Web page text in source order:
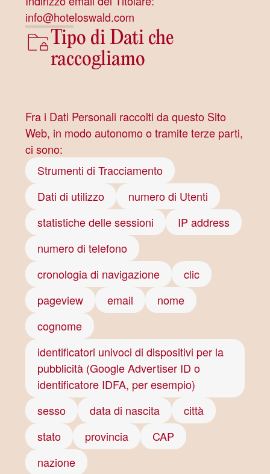
info@hoteloswald.com
Tipo di Dati che
raccogliamo
Fra i Dati Personali raccolti da questo Sito
Web, in modo autonomo o tramite terze parti,
ci sono:
Strumenti di Tracciamento
Dati di utilizzo
numero di Utenti
statistiche delle sessioni
IP address
numero di telefono
cronologia di navigazione
clic
pageview
email
nome
cognome
identificatori univoci di dispositivi per la
pubblicità (Google Advertiser ID o
identificatore IDFA, per esempio)
sesso
data di nascita
città
stato
provincia
CAP
nazione